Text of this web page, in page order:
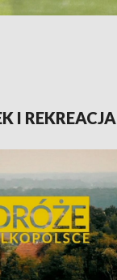
I REKREACJA